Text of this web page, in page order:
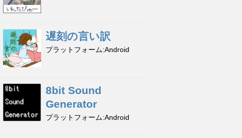
遅刻の言い訳
プラットフォーム Android
8bit Sound
Generator
プラットフォーム Android